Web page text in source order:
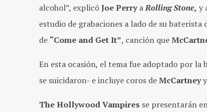
alcohol”, explicóJoe PerryaRolling Stone, y
estudio de grabaciones a lado de su baterista
de “Come and Get It”, canción que
En esta ocasión, el tema fue adoptado por la
se suicidaron- e incluye coros deMcCartneyy
The Hollywood Vampires se presentarán